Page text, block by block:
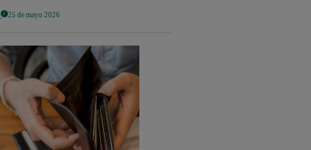
25 de mayo 2026